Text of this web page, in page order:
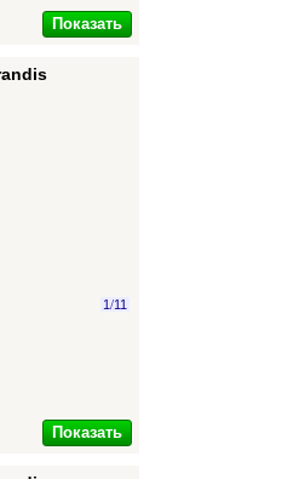
Показать
1/11
Показать